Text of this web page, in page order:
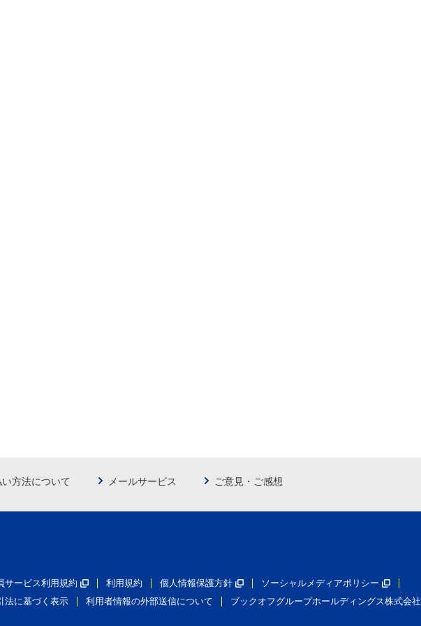
方法について メールサービス ご意見・ご感想
サービス利用規約 利用規約 個人情報保護方針
ソーシャルメディアポリシー
法に基づく表示 利用者情報の外部送信について ブックオフグループホールディングス株式会社